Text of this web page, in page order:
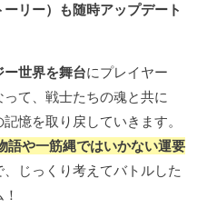
リー）も随時アップデート
世界を舞台にプレイヤー
て、戦士たちの魂と共に
憶を取り戻していきます。
語や一筋縄ではいかない運要
じっくり考えてバトルした